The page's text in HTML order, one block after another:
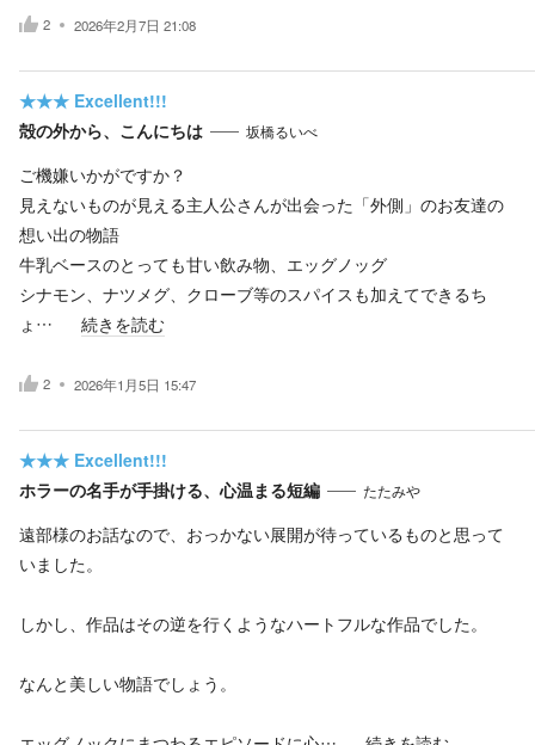
2 2026年2月7日 21:08
★★★ Excellent!!!
殻の外から、こんにちは
坂橋るいべ
ご機嫌いかがですか？
見えないものが見える主人公さんが出会った「外側」のお友達の
想い出の物語
牛乳ベースのとっても甘い飲み物、エッグノッグ
シナモン、ナツメグ、クローブ等のスパイスも加えてできるち
ょ…
続きを読む
2 2026年1月5日 15:47
★★★ Excellent!!!
ホラーの名手が手掛ける、心温まる短編
たたみや
遠部様のお話なので、おっかない展開が待っているものと思って
いました。
しかし、作品はその逆を行くようなハートフルな作品でした。
なんと美しい物語でしょう。